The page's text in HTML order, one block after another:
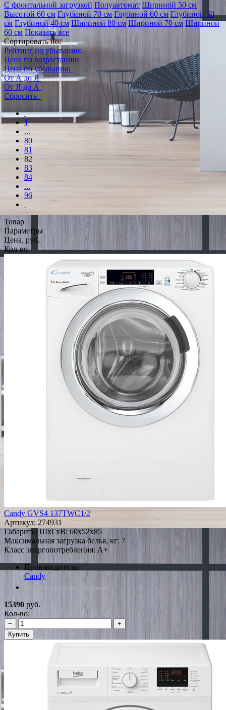
С фронтальной загрузкой Полуавтомат Шириной 50 см
Высотой 60 см Глубиной 70 см Глубиной 60 см Глубиной 50
см Глубиной 40 см Шириной 80 см Шириной 70 см Шириной
60 см Показать все
Сортировать по:
Рейтинг по убыванию
Цена по возрастанию
Цена по убыванию
От А до Я
От Я до А
Сбросить
1
...
80
81
82
83
84
...
96
Товар
Параметры
Цена, руб.
Кол-во
Candy GVS4 137TWC1/2
Артикул: 274931
Габариты ШxГxВ: 60x52x85
Максимальная загрузка белья, кг: 7
Класс энергопотребления: A+
Производитель:
Candy
*Наличие уточняйте у менеджера
15390 руб.
Кол-во:
−
+
Купить